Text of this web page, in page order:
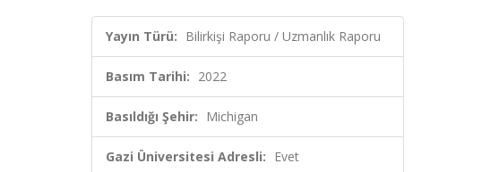
Yayın Türü: Bilirkişi Raporu / Uzmanlık Raporu
Basım Tarihi: 2022
Basıldığı Şehir: Michigan
Gazi Üniversitesi Adresli: Evet